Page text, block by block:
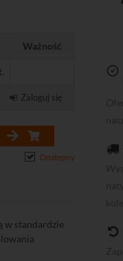
Ważność
Zaloguj się
Dostępny
w standardzie